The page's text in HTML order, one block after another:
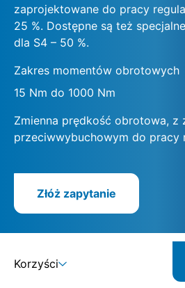
zaprojektowane do pracy
25 %. Dostępne są też
dla S4 – 50 %.
Zakres momentów obrotowych
15 Nm do 1000 Nm
Zmienna prędkość obrotowa, z
przeciwwybuchowym do pracy
Złóż zapytanie
Korzyści